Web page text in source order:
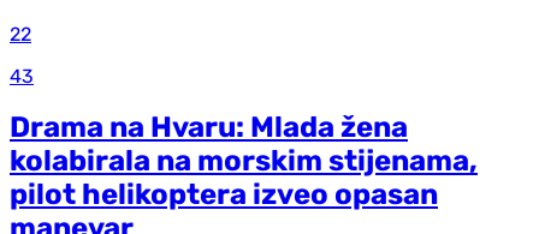
22
43
Drama na Hvaru: Mlada žena
kolabirala na morskim stijenama,
pilot helikoptera izveo opasan